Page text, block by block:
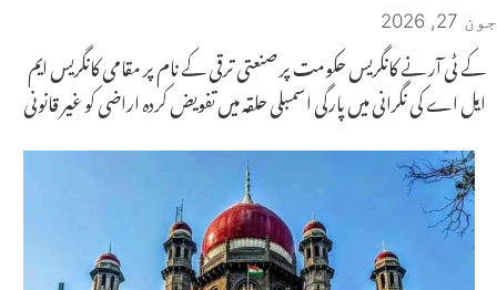
جون 27, 2026
کے ٹی آر نے کانگریس حکومت پر صنعتی ترقی کے نام پر مقامی کانگریس ایم
ایل اے کی نگرانی میں پارگی اسمبلی حلقہ میں تفویض کردہ اراضی کو غیر قانونی